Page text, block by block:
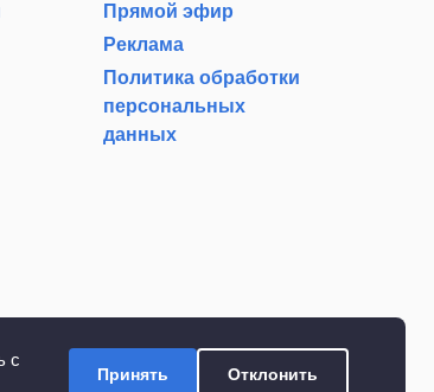
с
Принять Отклонить
Прямой эфир
Реклама
Политика обработки
персональных
данных